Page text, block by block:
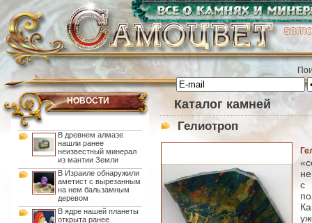
НОВОСТИ
В древнем алмазе
нашли ранее
неизвестный минерал
из мантии Земли
В Израиле обнаружили
аметист с вырезанным
на нем бальзамным
деревом
В ядре нашей планеты
открыта ранее
Каталог камней
Гелиотроп
с